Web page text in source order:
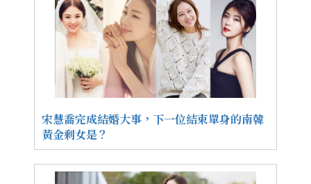
宋慧喬完成結婚大事，下一位結束單身的南韓
黃金剩女是？